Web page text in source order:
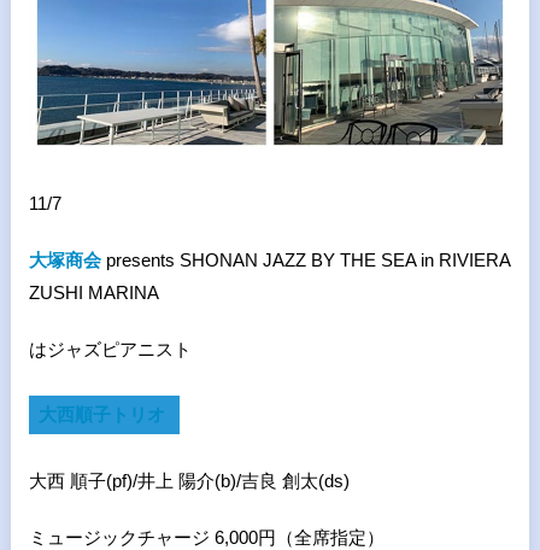
11/7
大塚商会presents SHONAN JAZZ BY THE SEA in RIVIERA
ZUSHI MARINA
はジャズピアニスト
大西順子トリオ
大西 順子(pf)/井上 陽介(b)/吉良 創太(ds)
ミュージックチャージ 6,000円（全席指定）